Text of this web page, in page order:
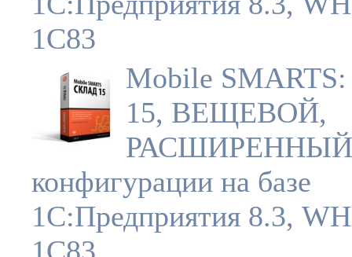
1C83
Mobile
15, ВЕЩЕВОЙ,
РАСШИРЕННЫЙ
конфигурации на базе
1С:Предприятия 8.3,